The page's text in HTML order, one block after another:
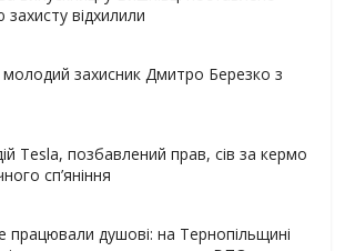
захисту відхилили
молодий захисник Дмитро Березко з
Tesla, позбавлений прав, сів за кермо
сп’яніння
працювали душові: на Тернопільщині